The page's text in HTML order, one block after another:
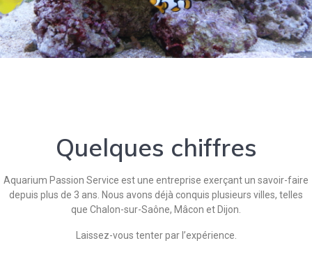
Quelques chiffres
Aquarium Passion Service est une entreprise exerçant un savoir-faire
depuis plus de 3 ans. Nous avons déjà conquis plusieurs villes, telles
que Chalon-sur-Saône, Mâcon et Dijon.
Laissez-vous tenter par l’expérience.